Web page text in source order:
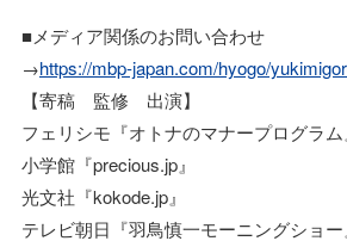
■メディア関係のお問い合わせ
→https://mbp-japan.com/hyogo/
【寄稿 監修 出演】
フェリシモ『オトナのマナープログラム
小学館『precious.jp』
光文社『kokode.jp』
テレビ朝日『羽鳥慎一モーニングショー